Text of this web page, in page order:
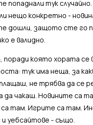
попаднали тук
нещо конкретно -
дошли, защото сте го
е валидно.
поради която хората се
тук има неща, за
не трябва да се
да чакаш. Новините са
са там. Игрите са там.
и уебсайтове - също.